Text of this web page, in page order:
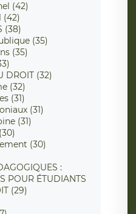
(42)
(38)
(35)
(35)
DROIT (32)
(32)
(31)
(31)
(31)
(30)
:
POUR ÉTUDIANTS
(29)